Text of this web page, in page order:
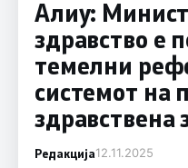
Алиу:
здравство е
темелни
системот на
здравствена
Редакција12.11.2025